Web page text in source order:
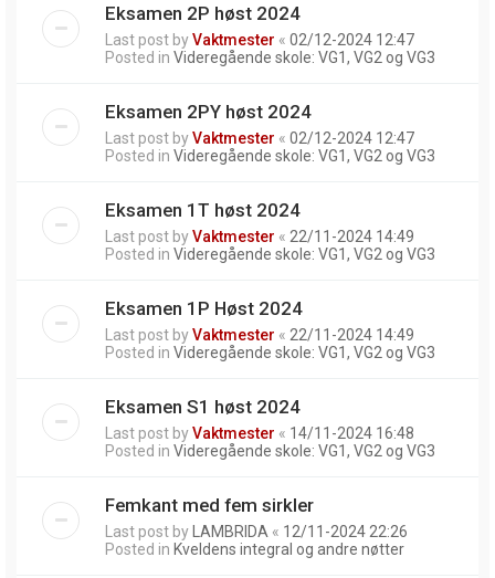
Eksamen 2P høst 2024
Last post byVaktmester « 02/12-2024 12:47
Posted in Videregående skole: VG1, VG2 og VG3
Eksamen 2PY høst 2024
Last post byVaktmester « 02/12-2024 12:47
Posted in Videregående skole: VG1, VG2 og VG3
Eksamen 1T høst 2024
Last post byVaktmester « 22/11-2024 14:49
Posted in Videregående skole: VG1, VG2 og VG3
Eksamen 1P Høst 2024
Last post byVaktmester « 22/11-2024 14:49
Posted in Videregående skole: VG1, VG2 og VG3
Eksamen S1 høst 2024
Last post byVaktmester « 14/11-2024 16:48
Posted in Videregående skole: VG1, VG2 og VG3
Femkant med fem sirkler
Last post by LAMBRIDA « 12/11-2024 22:26
Posted in Kveldens integral og andre nøtter